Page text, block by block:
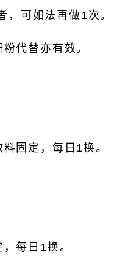
可如法再做1次。
代替亦有效。
固定，每日1换。
每日1换。